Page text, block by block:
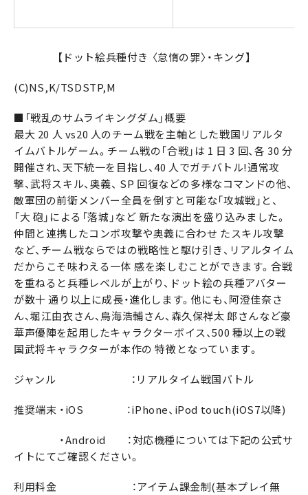
【ドット絵兵種付き 〈怠惰の罪〉・キング】
(C)NS,K/TSDSTP,M
■「戦乱のサムライキングダム」概要
最大 20 人 vs20 人のチーム戦を主軸とした戦国リアルタ
イムバトルゲーム。チーム戦の「合戦」は 1 日 3 回、各 30 分
開催され、天下統一を目指し、40 人でガチバトル!通常攻
撃、武将スキル、奥義、 SP 回復などの多様なコマンドの他、
敵軍団の前衛メンバー全員を倒すと可能な「攻城戦」と、
「大 砲」による「落城」など 新たな演出を盛り込みました。
仲間と連携したコンボ攻撃や奥義に合わせ たスキル攻撃
など、チーム戦ならではの戦略性と駆け引き、リアルタイム
だからこそ味わえる一体 感を楽しむことができます。合戦
を重ねると兵種レベルが上がり、ドット絵の兵種アバター
が数十 通り以上に成長・進化します。他にも、阿澄佳奈さ
ん、堀江由衣さん、鳥海浩輔さん、森久保祥太 郎さんなど豪
華声優陣を起用したキャラクターボイス、500 種以上の戦
国武将キャラクターが本作の 特徴となっています。
ジャンル ：リアルタイム戦国バトル
推奨端末 ・iOS ：iPhone、iPod touch(iOS7以降)
・Android ：対応機種については下記の公式サ
イトにてご確認ください。
利用料金 ：アイテム課金制(基本プレイ無